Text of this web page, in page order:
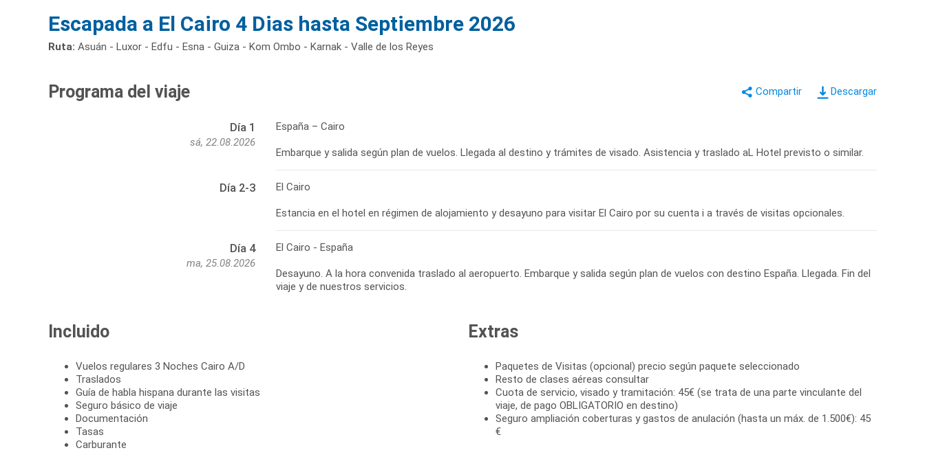
Escapada a El Cairo 4 Dias hasta Septiembre 2026
Ruta: Asuán - Luxor - Edfu - Esna - Guiza - Kom Ombo - Karnak - Valle de los Reyes
Descargar
Programa del viaje
Día 1
sá, 22.08.2026
España – Cairo
Embarque y salida según plan de vuelos. Llegada al destino y trámites de visado. Asistencia y traslado aL Hotel previsto o similar.
Día 2-3 El Cairo
Estancia en el hotel en régimen de alojamiento y desayuno para visitar El Cairo por su cuenta i a través de visitas opcionales.
Día 4
ma, 25.08.2026
El Cairo - España
Desayuno. A la hora convenida traslado al aeropuerto. Embarque y salida según plan de vuelos con destino España. Llegada. Fin del
viaje y de nuestros servicios.
Incluido
Vuelos regulares 3 Noches Cairo A/D
Traslados
Guía de habla hispana durante las visitas
Seguro básico de viaje
Documentación
Tasas
Carburante
Extras
Paquetes de Visitas (opcional) precio según paquete seleccionado
Resto de clases aéreas consultar
Cuota de servicio, visado y tramitación: 45€ (se trata de una parte vinculante del
viaje, de pago OBLIGATORIO en destino)
Seguro ampliación coberturas y gastos de anulación (hasta un máx. de 1.500€): 45
€